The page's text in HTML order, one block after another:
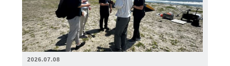
2026.07.08